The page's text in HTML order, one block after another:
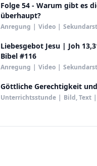
Folge 54 - Warum gibt es
überhaupt?
Anregung | Video |
Liebesgebot Jesu | Joh
Bibel #116
Anregung | Video |
Göttliche Gerechtigkeit
Unterrichtsstunde | Bild, Text |